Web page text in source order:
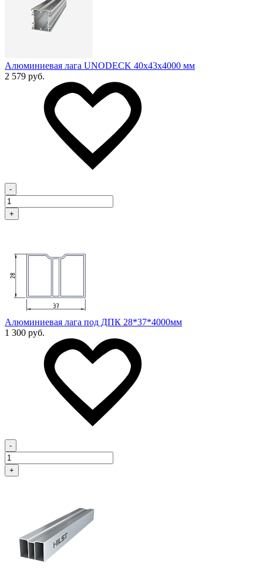
Алюминиевая лага UNODECK 40х43x4000 мм
2 579 руб.
-
+
Алюминиевая лага под ДПК 28*37*4000мм
1 300 руб.
-
+